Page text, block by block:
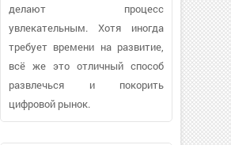
делают процесс
увлекательным. Хотя иногда
требует времени на развитие,
всё же это отличный способ
развлечься и покорить
цифровой рынок.